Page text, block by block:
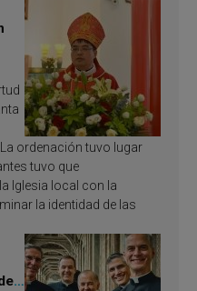
ordenación tuvo lugar
tuvo que
Iglesia local con la
la identidad de las